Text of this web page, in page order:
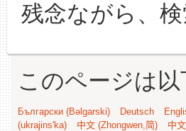
残念ながら、
このページは
Български (Bəlgarski) Deutsch
(ukrajins'ka)
中文 (Zhongwen,简) 中